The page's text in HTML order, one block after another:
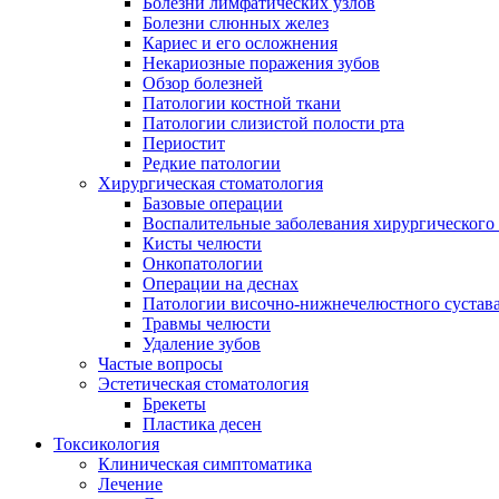
Болезни слюнных желез
Кариес и его осложнения
Некариозные поражения зубов
Обзор болезней
Патологии костной ткани
Патологии слизистой полости рта
Периостит
Редкие патологии
Хирургическая стоматология
Базовые операции
Воспалительные заболевания
Кисты челюсти
Онкопатологии
Операции на деснах
Патологии височно-нижнечелюстного сустава
Травмы челюсти
Удаление зубов
Частые вопросы
Эстетическая стоматология
Брекеты
Пластика десен
Токсикология
Клиническая симптоматика
Лечение